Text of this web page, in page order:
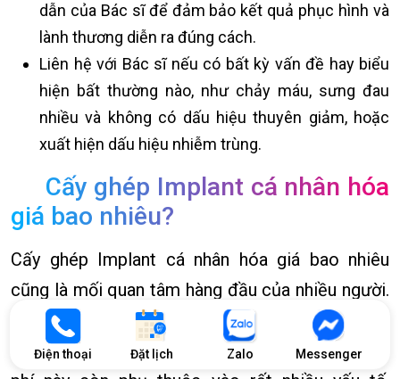
Điện thoại Đặt lịch Zalo Messenger
dẫn của Bác sĩ để đảm bảo kết quả phục hình và
lành thương diễn ra đúng cách.
Liên hệ với Bác sĩ nếu có bất kỳ vấn đề hay biểu
hiện bất thường nào, như chảy máu, sưng đau
nhiều và không có dấu hiệu thuyên giảm, hoặc
xuất hiện dấu hiệu nhiễm trùng.
Cấy ghép Implant cá nhân hóa
giá bao nhiêu?
Cấy ghép Implant cá nhân hóa giá bao nhiêu
cũng là mối quan tâm hàng đầu của nhiều người.
Trên thực tế, không có một con số chung để giải
đáp cụ thể giá Implant cá nhân hóa. Bởi mức chi